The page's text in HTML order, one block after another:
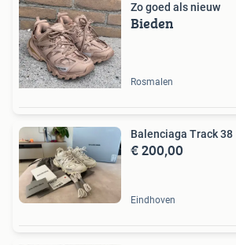
Zo goed als nieuw
Bieden
Rosmalen
Balenciaga Track 38
€ 200,00
Eindhoven